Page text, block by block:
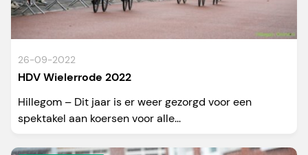
26-09-2022
HDV Wielerrode 2022
Hillegom – Dit jaar is er weer gezorgd voor een
spektakel aan koersen voor alle...